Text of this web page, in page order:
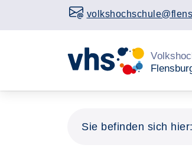
Sie befinden sich hier: